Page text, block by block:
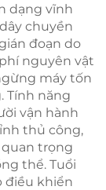
dạng vĩnh
chuyền
đoạn do
nguyên vật
máy tốn
Tính năng
vận hành
thủ công,
trọng
thể. Tuổi
điều khiển